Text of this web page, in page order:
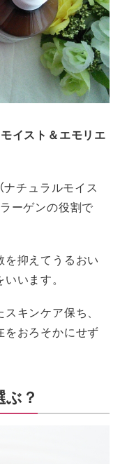
モイスト＆エモリエ
ナチュラルモイス
ーゲンの役割で
抑えてうるおい
います。
キンケア保ち、
をおろそかにせず
？